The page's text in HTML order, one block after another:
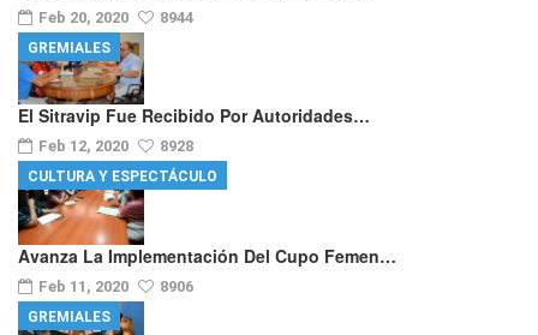
Feb 20, 2020 8944
El Sitravip Fue Recibido Por Autoridades…
Feb 12, 2020 8928
GREMIALES
Avanza La Implementación Del Cupo Femen…
Feb 11, 2020 8906
CULTURA Y ESPECTÁCULO
GREMIALES